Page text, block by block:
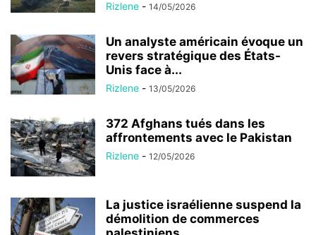
Rizlene - 14/05/2026
Un analyste américain évoque un
revers stratégique des États-
Unis face à...
Rizlene - 13/05/2026
372 Afghans tués dans les
affrontements avec le Pakistan
Rizlene - 12/05/2026
La justice israélienne suspend la
démolition de commerces